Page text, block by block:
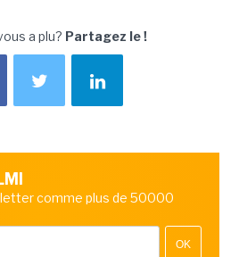
a plu? Partagez le !
comme plus de 50000
OK